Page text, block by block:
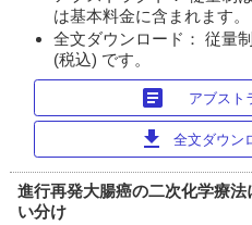
は基本料金に含まれます。
全文ダウンロード： 従量
(税込) です。
article アブスト
download 全文ダウン
進行再発大腸癌の二次化学療
い分け